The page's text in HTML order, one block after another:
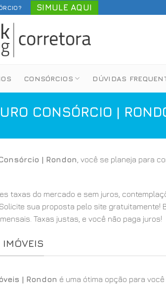
SIMULE AQUI
CONSÓRCIOS DÚVIDAS
CONSÓRCIO |
| Rondon , você se planeja para
taxas do mercado e sem juros,
sua proposta pelo site gratuitamente!
Taxas justas, e você não paga juros!
IMÓVEIS
| Rondon é uma ótima opção para